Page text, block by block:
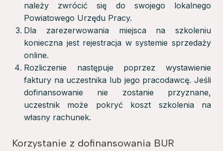
należy zwrócić się do swojego lokalnego
Powiatowego Urzędu Pracy.
Dla zarezerwowania miejsca na szkoleniu
konieczna jest rejestracja w systemie sprzedaży
online.
Rozliczenie następuje poprzez wystawienie
faktury na uczestnika lub jego pracodawcę. Jeśli
dofinansowanie nie zostanie przyznane,
uczestnik może pokryć koszt szkolenia na
własny rachunek.
Korzystanie z dofinansowania BUR